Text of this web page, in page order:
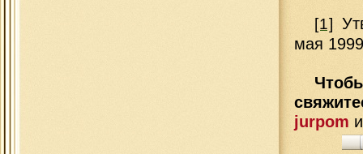
[1]
мая
jurpom